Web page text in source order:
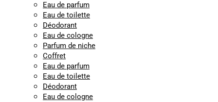
Eau de parfum
Eau de toilette
Déodorant
Eau de cologne
Parfum de niche
Coffret
Eau de parfum
Eau de toilette
Déodorant
Eau de cologne